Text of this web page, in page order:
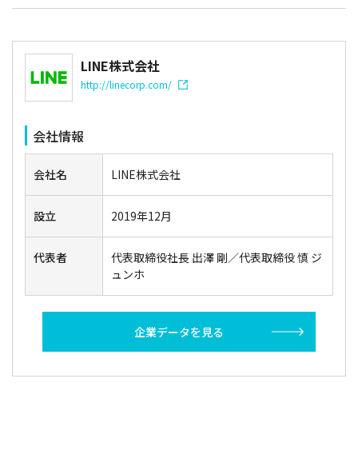
LINE株式会社
http://linecorp.com/
会社情報
会社名 LINE株式会社
設立 2019年12月
代表者
代表取締役社長 出澤 剛／代表取締役 慎 ジ
ュンホ
企業データを見る